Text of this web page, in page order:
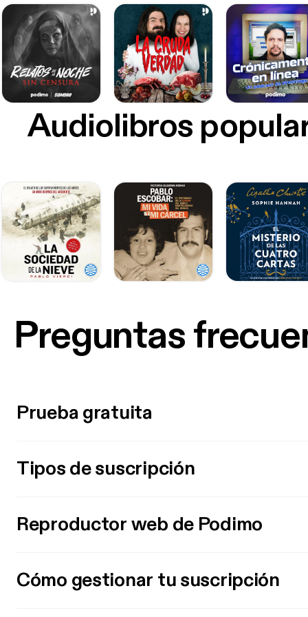
Audiolibros
Preguntas
Prueba gratuita
Tipos de suscripción
Reproductor web de Podimo
Cómo gestionar tu suscripción